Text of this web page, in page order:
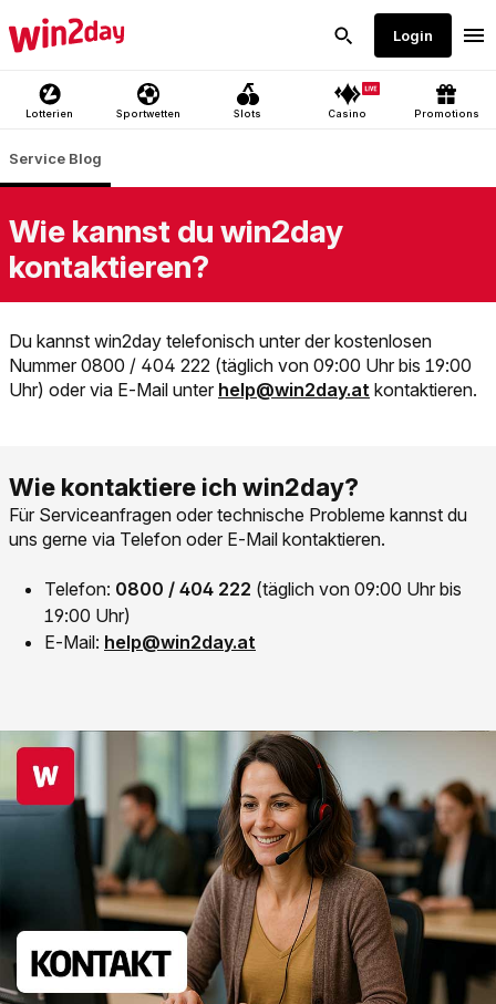
Wie kannst du win2day
kontaktieren?
Du kannst win2day telefonisch unter der kostenlosen
Nummer 0800 / 404 222 (täglich von 09:00 Uhr bis 19:00
Uhr) oder via E-Mail unter Link der zu
help@win2day.at kontaktieren.
Wie kontaktiere ich win2day?
Für Serviceanfragen oder technische Probleme kannst du
uns gerne via Telefon oder E-Mail kontaktieren.
Telefon: 0800 / 404 222 (täglich von 09:00 Uhr bis
19:00 Uhr)
E-Mail: Link der zu mailto:help@win2day.at führt.
help@win2day.at